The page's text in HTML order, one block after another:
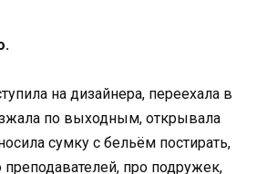
на дизайнера, переехала в
по выходным, открывала
сумку с бельём постирать,
про подружек,